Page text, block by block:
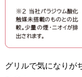
グリルで気になりが